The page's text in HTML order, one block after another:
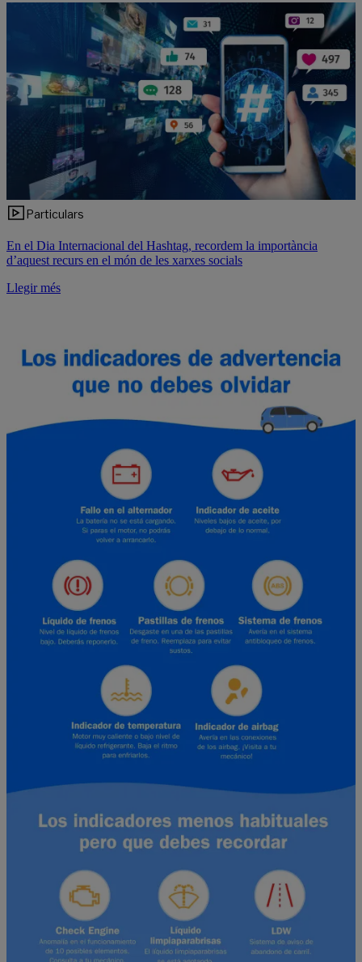
Particulars
En el Dia Internacional del Hashtag, recordem la importància
d’aquest recurs en el món de les xarxes socials
Llegir més